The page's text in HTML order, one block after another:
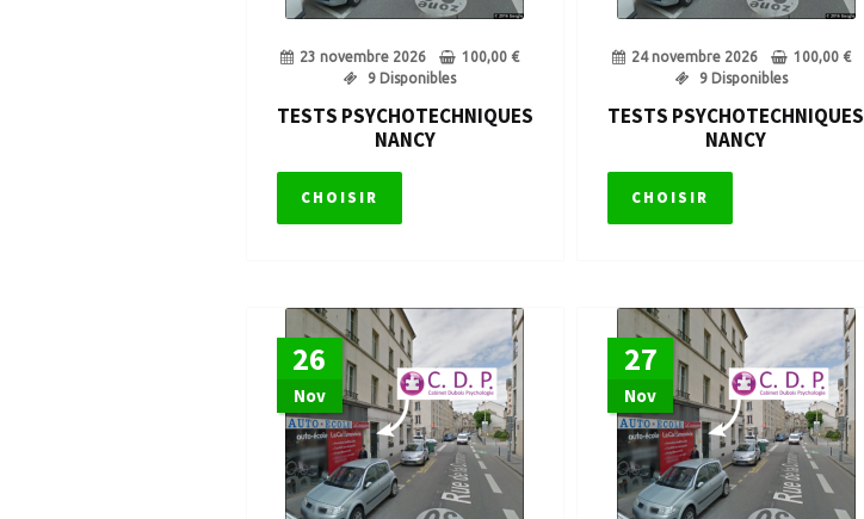
23 novembre 2026 100,00 €
9 Disponibles
TESTS PSYCHOTECHNIQUES
NANCY
CHOISIR
24 novembre 2026 100,00 €
9 Disponibles
TESTS PSYCHOTECHNIQUES
NANCY
CHOISIR
26
Nov
27
Nov